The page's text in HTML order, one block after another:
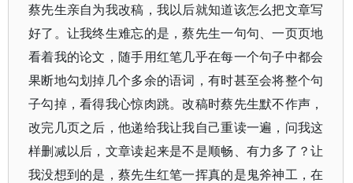
蔡先生亲自为我改稿，我以后就知道该怎么把文章写
好了。让我终生难忘的是，蔡先生一句句、一页页地
看着我的论文，随手用红笔几乎在每一个句子中都会
果断地勾划掉几个多余的语词，有时甚至会将整个句
子勾掉，看得我心惊肉跳。改稿时蔡先生默不作声，
改完几页之后，他递给我让我自己重读一遍，问我这
样删减以后，文章读起来是不是顺畅、有力多了？让
我没想到的是，蔡先生红笔一挥真的是鬼斧神工，在